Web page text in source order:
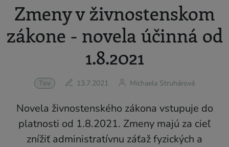
Zmeny v živnostenskom
zákone - novela účinná od
1.8.2021
Tipy 13.7.2021 Michaela Struhárová
Novela živnostenského zákona vstupuje do
platnosti od 1.8.2021. Zmeny majú za cieľ
znížiť administratívnu záťaž fyzických a